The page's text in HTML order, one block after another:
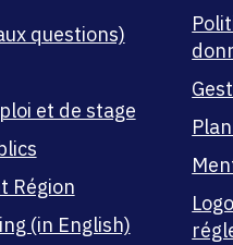
questions)
et de stage
Région
(in English)